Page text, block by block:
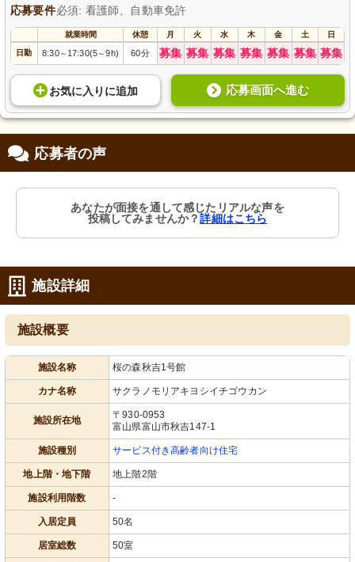
応募要件必須: 看護師、自動車免許
就業時間 休憩 月 火 水 木 金 土 日
日勤 8:30～ 17:30(5～9h) 60分 募集 募集 募集 募集 募集 募集 募集
お気に入り に追加 応募画面へ進む
応募者の声
あなたが面接を通して感じたリアルな声を
投稿してみませんか？詳細はこちら
施設詳細
施設概要
施設名称 桜の森秋吉1号館
カナ名称 サクラノモリアキヨシイチゴウカン
施設所在地
〒930-0953
富山県富山市秋吉147-1
施設種別 サービス付き高齢者向け住宅
地上階・地下階 地上階2階
施設利用階数 -
入居定員 50名
居室総数 50室